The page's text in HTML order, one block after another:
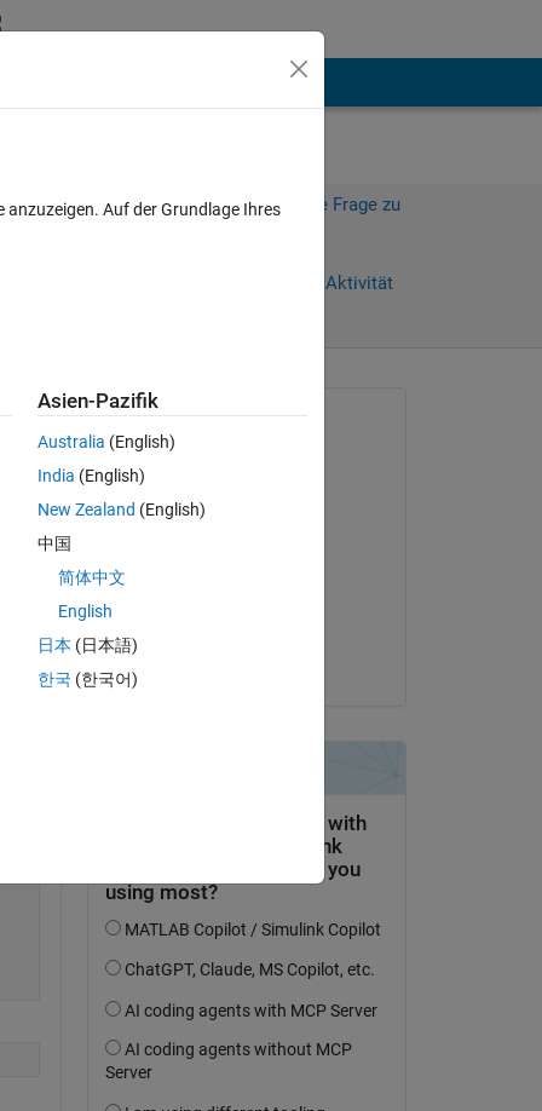
Melden Sie sich an, um diese Frage zu
Anmelden, um Aktivität
Scott Banks
am 3 Jun. 2024
am 6 Jun. 2024
Akzeptiert:
Auf der Grundlage Ihres
Asien-Pazifik
Australia (English)
India (English)
New Zealand (English)
中国
简体中文
English
日本 (日本語)
한국 (한국어)